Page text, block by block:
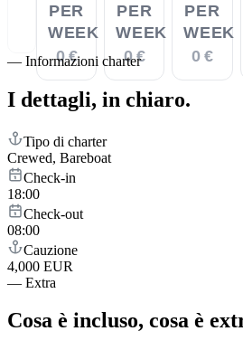
PER
WEEK
0 €
PER
WEEK
0 €
PER
WEEK
0 €
— Informazioni charter
I dettagli, in chiaro.
Tipo di charter
Crewed, Bareboat
Check-in
18:00
Check-out
08:00
Cauzione
4,000 EUR
— Extra
Cosa è incluso, cosa è